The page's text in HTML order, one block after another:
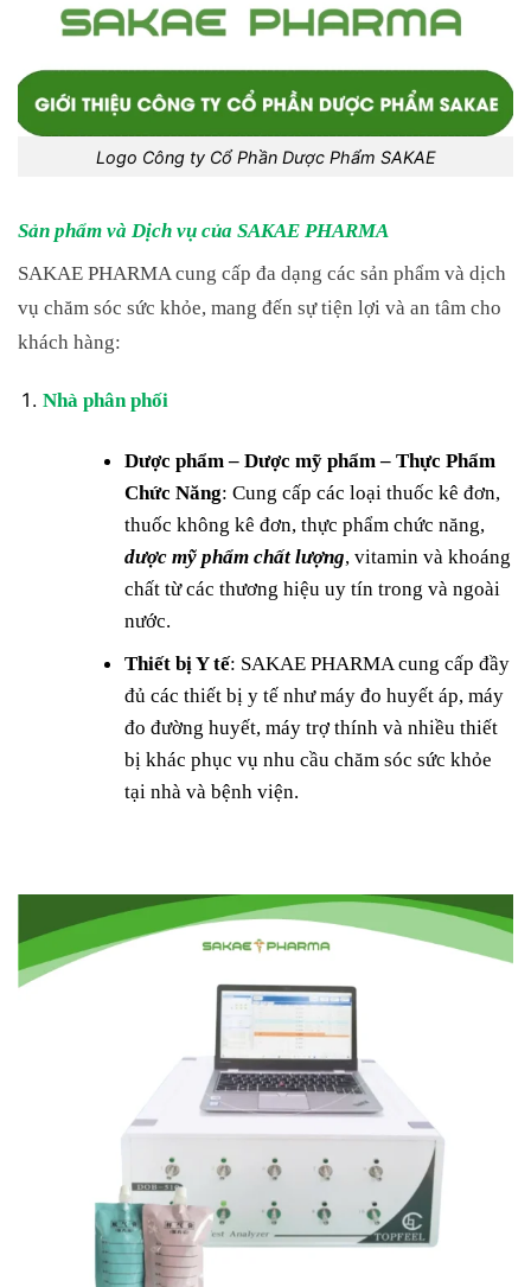
Logo Công ty Cổ Phần Dược Phẩm SAKAE
Sản phẩm và Dịch vụ của SAKAE PHARMA
SAKAE PHARMA cung cấp đa dạng các sản phẩm và dịch
vụ chăm sóc sức khỏe, mang đến sự tiện lợi và an tâm cho
khách hàng:
Nhà phân phối
Dược phẩm – Dược mỹ phẩm – Thực Phẩm
Chức Năng: Cung cấp các loại thuốc kê đơn,
thuốc không kê đơn, thực phẩm chức năng,
dược mỹ phẩm chất lượng, vitamin và khoáng
chất từ các thương hiệu uy tín trong và ngoài
nước.
Thiết bị Y tế: SAKAE PHARMA cung cấp đầy
đủ các thiết bị y tế như máy đo huyết áp, máy
đo đường huyết, máy trợ thính và nhiều thiết
bị khác phục vụ nhu cầu chăm sóc sức khỏe
tại nhà và bệnh viện.